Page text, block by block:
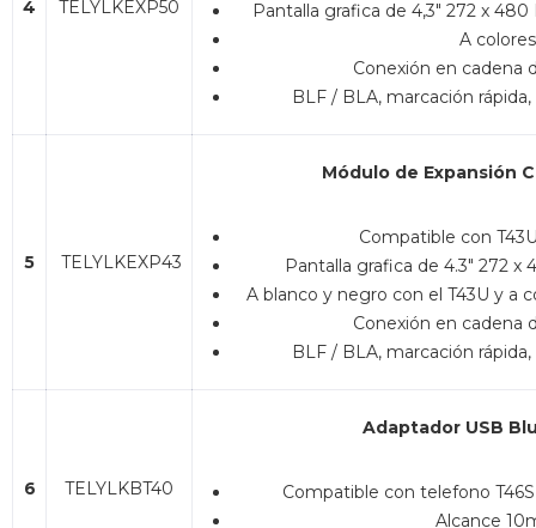
4 TELYLKEXP50
Pantalla grafica de 4,3″ 272 x
A colores
Conexión en cadena
BLF / BLA, marcación
5 TELYLKEXP43
Módulo de Expansión
Compatible con
Pantalla grafica de 4.3″ 272 x
A blanco y negro con el T43U y a
Conexión en cadena
BLF / BLA, marcación
6 TELYLKBT40
Adaptador USB
Compatible con telefono
Alcance